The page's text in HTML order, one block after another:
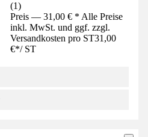
(1)
Preis — 31,00 € * Alle Preise
inkl. MwSt. und ggf. zzgl.
Versandkosten pro ST31,00
€*/ ST